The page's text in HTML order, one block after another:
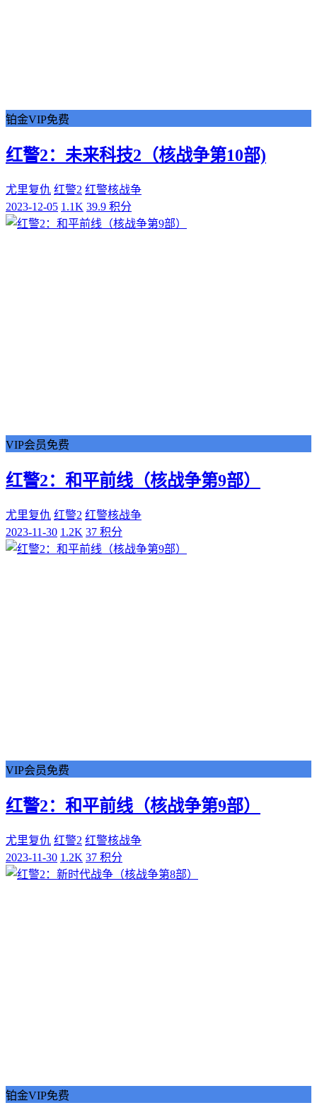
铂金VIP免费
红警2：未来科技2（核战争第10部)
尤里复仇 红警2 红警核战争
2023-12-05 1.1K 39.9 积分
VIP会员免费
红警2：和平前线（核战争第9部）
尤里复仇 红警2 红警核战争
2023-11-30 1.2K 37 积分
VIP会员免费
红警2：和平前线（核战争第9部）
尤里复仇 红警2 红警核战争
2023-11-30 1.2K 37 积分
铂金VIP免费